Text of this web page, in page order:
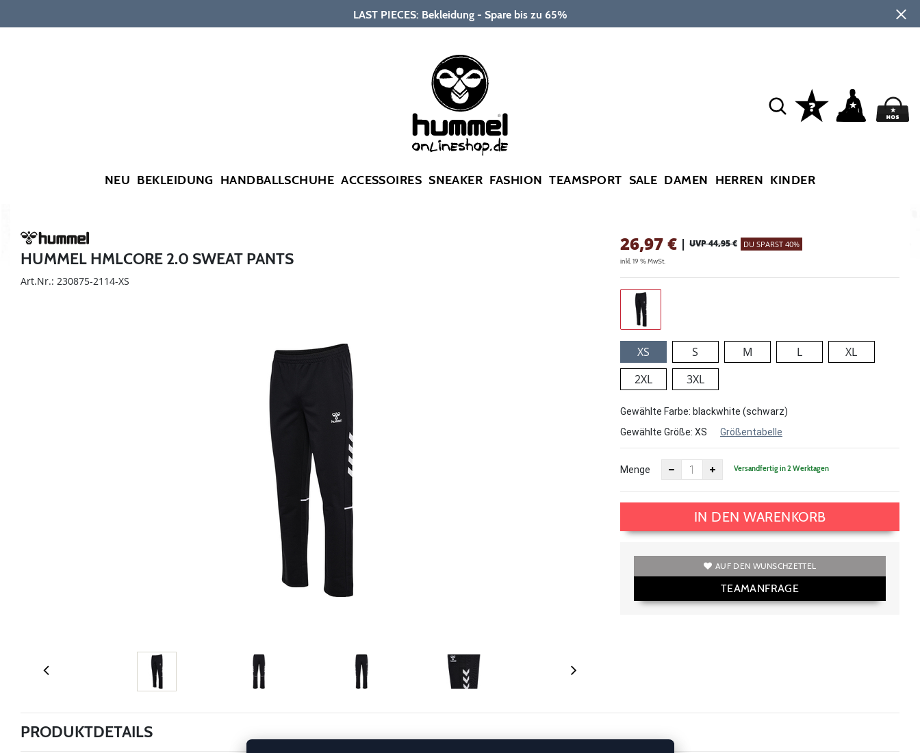
LAST PIECES: Bekleidung - Spare bis zu 65%
NEU BEKLEIDUNG HANDBALLSCHUHE ACCESSOIRES SNEAKER FASHION TEAMSPORT SALE DAMEN HERREN KINDER
HUMMEL HMLCORE 2.0 SWEAT PANTS
Art.Nr.: 230875-2114-XS
26,97€ | UVP 44,95 € DU SPARST 40%
inkl. 19 % MwSt.
XS S M L
XL
2XL
3XL
Gewählte Farbe: blackwhite (schwarz)
Gewählte Größe: XS Größentabelle
Menge Versandfertig in 2 Werktagen
IN DEN WARENKORB
AUF DEN WUNSCHZETTEL
TEAMANFRAGE
PRODUKTDETAILS